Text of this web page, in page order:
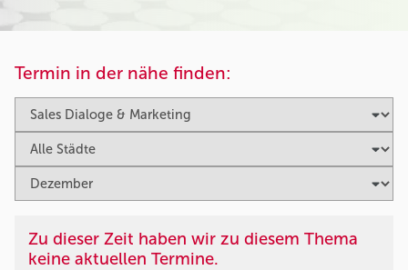
Termin in der nähe finden:
Zu dieser Zeit haben wir zu diesem Thema
keine aktuellen Termine.